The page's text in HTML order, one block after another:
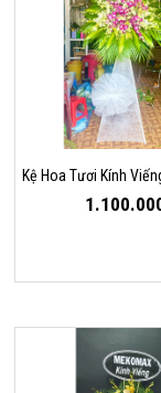
Kệ Hoa Tươi Kính